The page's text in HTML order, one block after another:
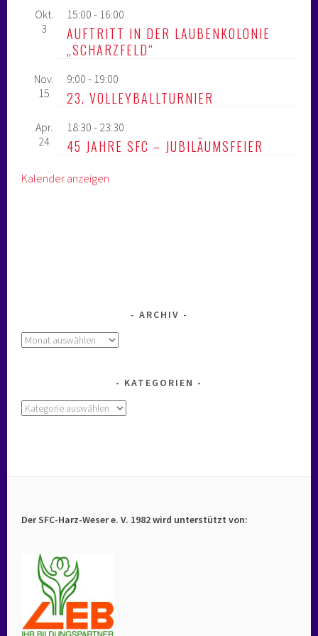
Okt.
3
15:00 - 16:00
AUFTRITT IN DER LAUBENKOLONIE
„SCHARZFELD“
Nov.
15
9:00 - 19:00
23. VOLLEYBALLTURNIER
Apr.
24
18:30 - 23:30
45 JAHRE SFC – JUBILÄUMSFEIER
Kalender anzeigen
ARCHIV
Archiv
KATEGORIEN
Kategorien
Der SFC-Harz-Weser e. V. 1982 wird unterstützt von: